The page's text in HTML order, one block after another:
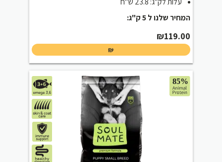
המחיר שלנו ל 5 ק"ג:
₪119.00
₪